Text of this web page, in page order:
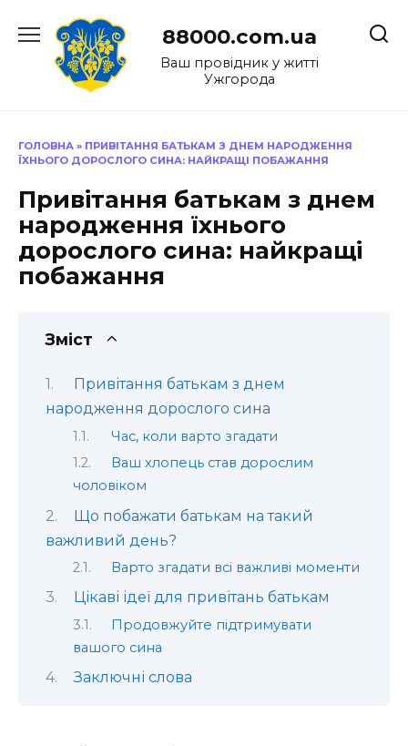
до
88000.com.ua
Ваш провідник у житті
Ужгорода
ГОЛОВНА » ПРИВІТАННЯ БАТЬКАМ З ДНЕМ НАРОДЖЕННЯ
ЇХНЬОГО ДОРОСЛОГО СИНА: НАЙКРАЩІ ПОБАЖАННЯ
Привітання батькам з днем
народження їхнього
дорослого сина: найкращі
побажання
Зміст
Привітання батькам з днем
народження дорослого сина
Час, коли варто згадати
Ваш хлопець став дорослим
чоловіком
Що побажати батькам на такий
важливий день?
Варто згадати всі важливі моменти
Цікаві ідеї для привітань батькам
Продовжуйте підтримувати
вашого сина
Заключні слова